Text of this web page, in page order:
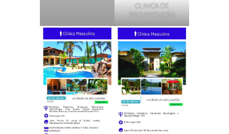
CLINICA DE
RECUPERAÇÃO